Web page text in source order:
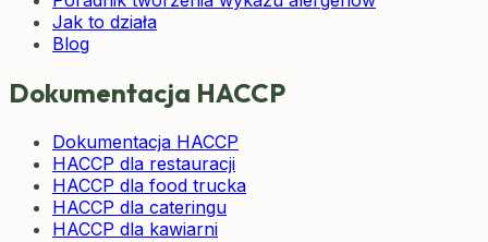
Jak to działa
Blog
Dokumentacja HACCP
Dokumentacja HACCP
HACCP dla restauracji
HACCP dla food trucka
HACCP dla cateringu
HACCP dla kawiarni